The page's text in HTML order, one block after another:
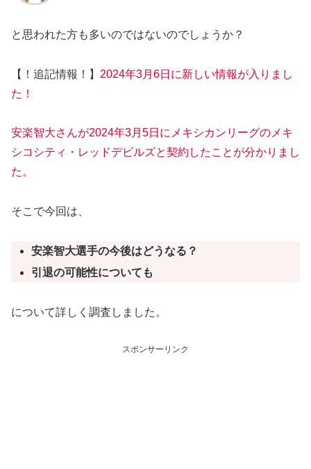
と思われた方も多いのではないのでしょうか？
【！追記情報！】 2024年3月6日に新しい情報が入りまし
た！
安楽智大さんが2024年3月5日にメキシカンリーグのメキ
シコシティ・レッドデビルズと契約したことが分かりまし
た。
そこで今回は、
安楽智大選手の今後はどうなる？
引退の可能性についても
について詳しく調査しました。
スポンサーリンク